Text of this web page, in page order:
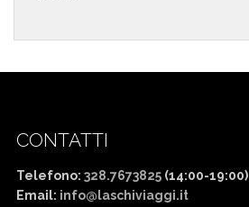
CONTATTI
Telefono: 328.7673825 (14:00-19:00)
Email: info@laschiviaggi.it